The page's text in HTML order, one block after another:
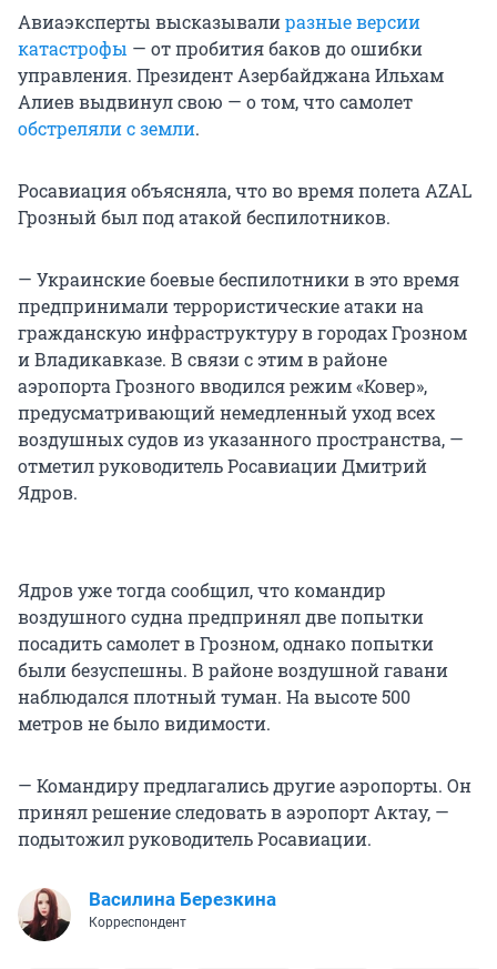
Авиаэксперты высказывалиразные версии
катастрофы — от пробития баков до ошибки
управления. Президент Азербайджана Ильхам
Алиев выдвинул свою — о том, что самолет
обстреляли с земли.
Росавиация объясняла, что во время полета AZAL
Грозный был под атакой беспилотников.
— Украинские боевые беспилотники в это время
предпринимали террористические атаки на
гражданскую инфраструктуру в городах Грозном
и Владикавказе. В связи с этим в районе
аэропорта Грозного вводился режим «Ковер»,
предусматривающий немедленный уход всех
воздушных судов из указанного пространства, —
отметил руководитель Росавиации Дмитрий
Ядров.
Ядров уже тогда сообщил, что командир
воздушного судна предпринял две попытки
посадить самолет в Грозном, однако попытки
были безуспешны. В районе воздушной гавани
наблюдался плотный туман. На высоте 500
метров не было видимости.
— Командиру предлагались другие аэропорты. Он
принял решение следовать в аэропорт Актау, —
подытожил руководитель Росавиации.
Василина Березкина
Корреспондент